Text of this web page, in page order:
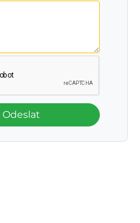
Odeslat